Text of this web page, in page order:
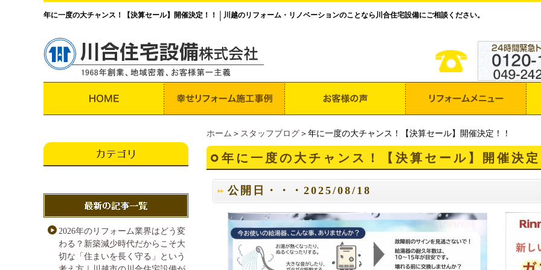
年に一度の大チャンス！【決算セール】開催決定！！ 川越のリフォーム・リノベーションのことなら川合住宅設備にご相談ください。
ホーム ＞ スタッフブログ ＞年に一度の大チャンス！【決算セール】開催決定！！
年に一度の大チャンス！【決算セール】開催決
公開日・・・2025/08/18
2026年のリフォーム業界はどう変
わる？新築減少時代だからこそ大
切な「住まいを長く守る」という